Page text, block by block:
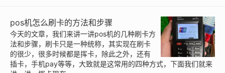
pos机怎么刷卡的方法和步骤
今天的文章，我们来讲一讲pos机的几种刷卡方
法和步骤，刷卡只是一种统称，其实现在刷卡
的很少，很多时候都是挥卡，除此之外，还有
插卡，手机pay等等，大致就是这常用的四种方式，下面我们就来